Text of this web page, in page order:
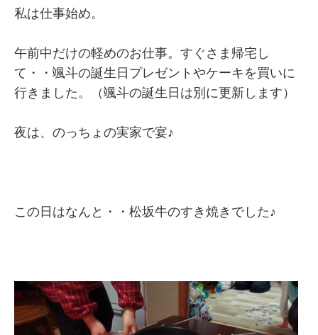
私は仕事始め。
午前中だけの軽めのお仕事。すぐさま帰宅し
て・・颯斗の誕生日プレゼントやケーキを買いに
行きました。（颯斗の誕生日は別に更新します）
夜は、のっちょの実家で宴♪
この日はなんと・・松坂牛のすき焼きでした♪